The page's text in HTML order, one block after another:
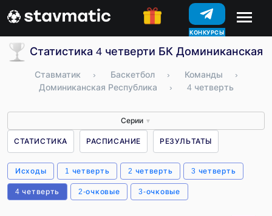
КОНКУРСЫ
Статистика 4 четверти БК Доминиканская
Ставматик › Баскетбол › Команды
›
Доминиканская Республика
› 4 четверть
Серии ▼
СТАТИСТИКА РАСПИСАНИЕ РЕЗУЛЬТАТЫ
Исходы 1 четверть 2 четверть 3 четверть
4 четверть 2-очковые 3-очковые